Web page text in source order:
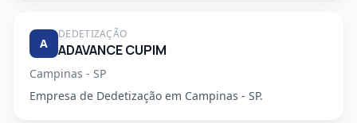
A
DEDETIZAÇÃO
ADAVANCE CUPIM
Campinas - SP
Empresa de Dedetização em Campinas - SP.